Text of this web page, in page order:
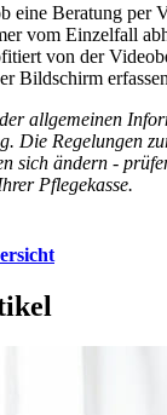
eine Beratung per
vom Einzelfall
von der
Bildschirm
allgemeinen
Die Regelungen
sich ändern -
Pflegekasse.